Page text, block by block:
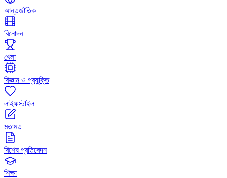
আন্তর্জাতিক
বিনোদন
খেলা
বিজ্ঞান ও প্রযুক্তি
লাইফস্টাইল
মতামত
বিশেষ প্রতিবেদন
শিক্ষা